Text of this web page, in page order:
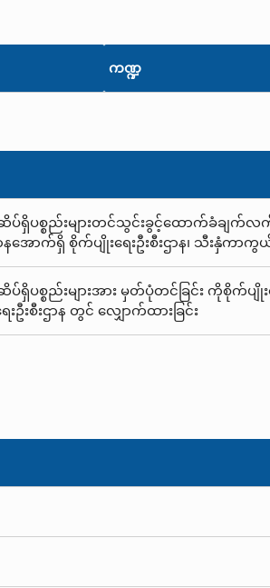
ကဏ္ဍ
ပစ္စည်းများတင်သွင်းခွင့်ထောက်ခံချက်လက်မှ
နအောက်ရှိ စိုက်ပျိုးရေးဦးစီးဌာန၊ သီးနှံကာကွ
စ္စည်းများအား မှတ်ပုံတင်ခြင်း ကိုစိုက်ပျိုးရ
းဦးစီးဌာန တွင် လျှောက်ထားခြင်း